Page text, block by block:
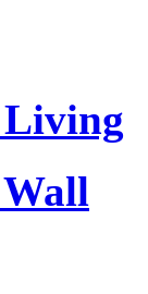
Living